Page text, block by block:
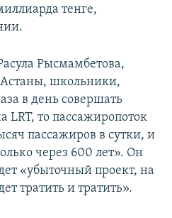
тенге,
Рысмамбетова,
школьники,
в день совершать
LRT, то пассажиропоток
пассажиров в сутки, и
через 600 лет». Он
«убыточный проект, на
тратить и тратить».